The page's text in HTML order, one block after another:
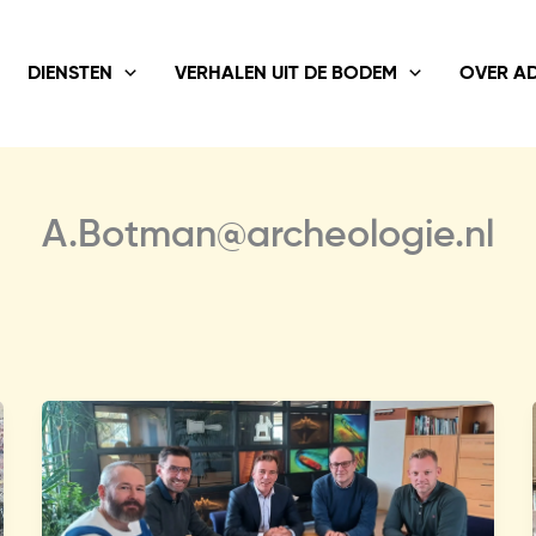
DIENSTEN VERHALEN UIT DE BODEM OVER
A.Botman@archeologie.nl